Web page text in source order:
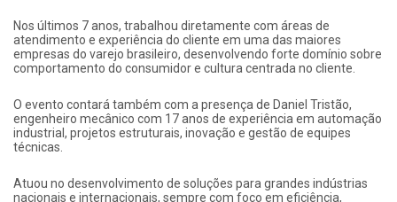
Nos últimos 7 anos, trabalhou diretamente com áreas de
atendimento e experiência do cliente em uma das maiores
empresas do varejo brasileiro, desenvolvendo forte domínio sobre
comportamento do consumidor e cultura centrada no cliente.
O evento contará também com a presença de Daniel Tristão,
engenheiro mecânico com 17 anos de experiência em automação
industrial, projetos estruturais, inovação e gestão de equipes
técnicas.
Atuou no desenvolvimento de soluções para grandes indústrias
nacionais e internacionais, sempre com foco em eficiência,